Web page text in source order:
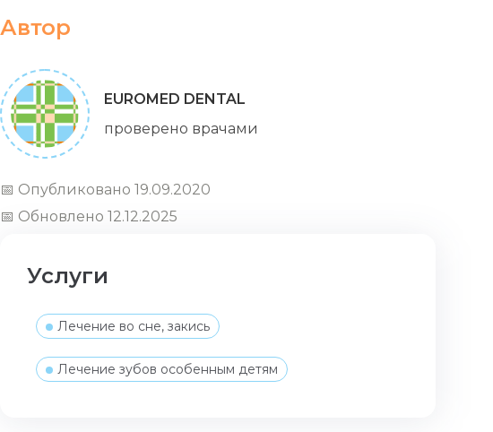
Автор
EUROMED DENTAL
проверено врачами
📅 Опубликовано 19.09.2020
📅 Обновлено 12.12.2025
Услуги
Лечение во сне, закись
Лечение зубов особенным детям